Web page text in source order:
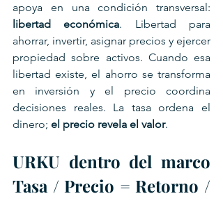
libertad económica. Libertad para
ahorrar, invertir, asignar precios y ejercer
propiedad sobre activos. Cuando esa
libertad existe, el ahorro se transforma
en inversión y el precio coordina
decisiones reales. La tasa ordena el
dinero; el precio revela el valor.
URKU dentro del marco
Tasa / Precio = Retorno /